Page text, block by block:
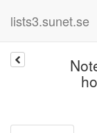
lists3.sunet.se